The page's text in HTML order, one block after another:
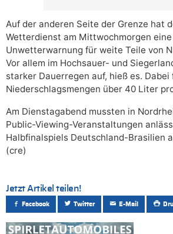
Auf der anderen Seite der Grenze hat
Wetterdienst am Mittwochmorgen
Unwetterwarnung für weite Teile von
Vor allem im Hochsauer- und
starker Dauerregen auf, hieß es. Dabei
Niederschlagsmengen über 40 Liter
Am Dienstagabend mussten in
Public-Viewing-Veranstaltungen
Halbfinalspiels Deutschland-Brasilien
(cre)
Jetzt Artikel teilen!
Facebook Twitter E-Mail